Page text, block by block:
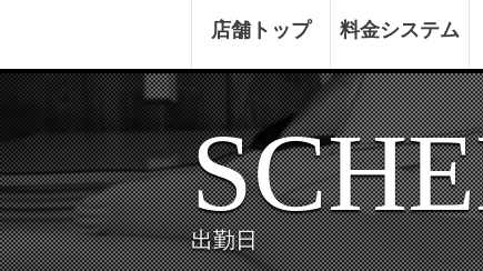
店舗トップ 料金システム
出勤日